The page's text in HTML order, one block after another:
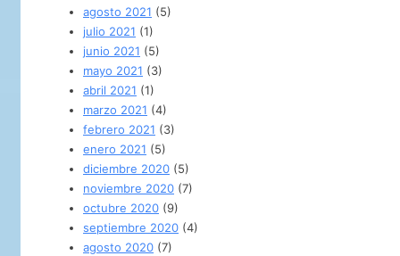
agosto 2021 (5)
julio 2021 (1)
junio 2021 (5)
mayo 2021 (3)
abril 2021 (1)
marzo 2021 (4)
febrero 2021 (3)
enero 2021 (5)
diciembre 2020 (5)
noviembre 2020 (7)
octubre 2020 (9)
septiembre 2020 (4)
agosto 2020 (7)